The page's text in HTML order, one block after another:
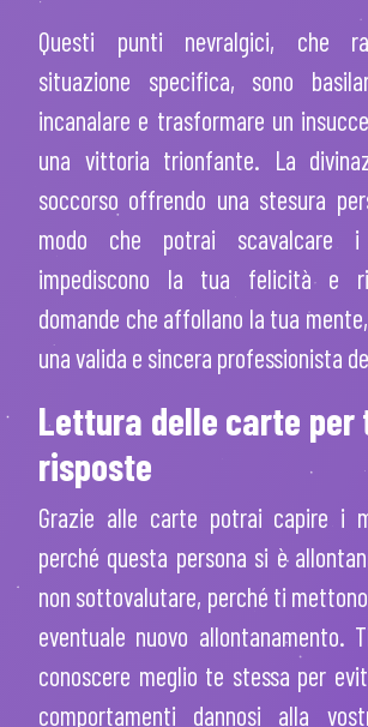
Questi punti nevralgici, che
situazione specifica, sono
incanalare e trasformare un
una vittoria trionfante. La
soccorso offrendo una stesura
modo che potrai scavalcare
impediscono la tua felicità e
domande che affollano la tua
una valida e sincera professionista
Lettura delle carte per
risposte
Grazie alle carte potrai capire i
perché questa persona si è
non sottovalutare, perché ti
eventuale nuovo allontanamento.
conoscere meglio te stessa per
comportamenti dannosi alla